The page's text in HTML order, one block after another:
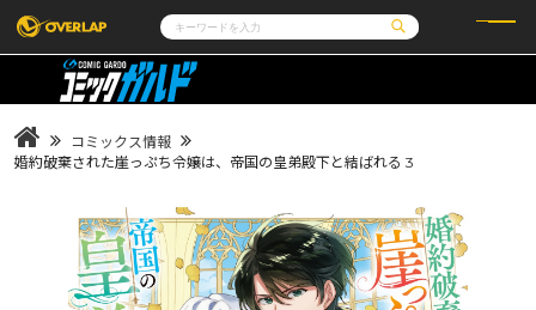
コミック
LiQulle
ラブパルフェ
ライトノベル
ロサージュノベルス
その他 通販・NEWS
企業
会社概要
採用情報
アクセス
オーバーラップホールディングス
お問い合わせはこちら
オーバーラップ文庫
コミックス情報
婚約破棄された崖っぷち令嬢は、帝国の皇弟殿下と結ばれる 3